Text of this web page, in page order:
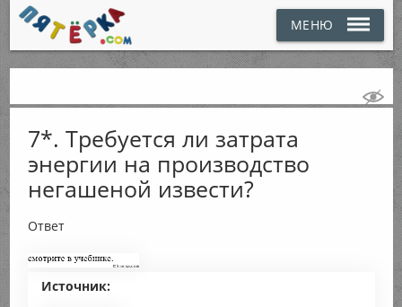
МЕНЮ
7*. Требуется ли затрата
энергии на производство
негашеной извести?
Ответ
Источник: